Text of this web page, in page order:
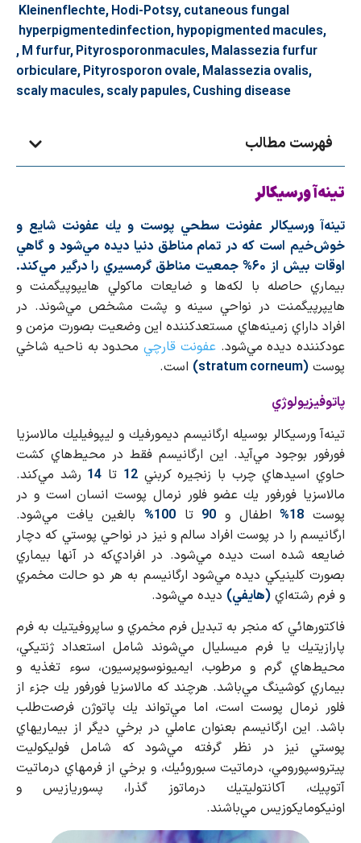
Kleinenflechte, Hodi-Potsy, cutaneous fungal
infection, hypopigmented macules,
hyperpigmented
macules,Malassezia furfur
, M furfur,Pityrosporon
orbiculare,Pityrosporon ovale,Malassezia ovalis,
scaly macules,scaly papules,Cushing disease
فهرست مطالب
تينهآ ورسيكالر
تينه‌آ ورسيكالر عفونت سطحي پوست و يك عفونت شايع و
خوش‌خيم است كه در تمام مناطق دنيا ديده مي‌شود و گاهي
اوقات بيش از ۶۰% جمعيت مناطق گرمسيري را درگير مي‌كند.
بيماري حاصله با لكه‌ها و ضايعات ماكولي هايپوپيگمنت و
هايپرپيگمنت در نواحي سينه و پشت مشخص مي‌شوند. در
افراد داراي زمينه‌هاي مستعدكننده اين وضعيت بصورت مزمن و
عودكننده ديده مي‌شود.عفونت قارچي محدود به ناحيه شاخي
پوست (
stratum corneum
) است.
پاتوفيزيولوژي
تينه‌آ ورسيكالر بوسيله ارگانيسم ديمورفيك و ليپوفيليك مالاسزيا
فورفور بوجود مي‌آيد. اين ارگانيسم فقط در محيط‌هاي كشت
حاوي اسيدهاي چرب با زنجيره كربني12 تا 14 رشد مي‌كند.
مالاسزيا فورفور يك عضو فلور نرمال پوست انسان است و در
پوست 18% اطفال و 90 تا 100%
بالغين يافت مي‌شود.
ارگانيسم را در پوست افراد سالم و نيز در نواحي پوستي كه دچار
ضايعه شده است ديده مي‌شود. در افرادي‌كه در آنها بيماري
بصورت كلينيكي ديده مي‌شود ارگانيسم به هر دو حالت مخمري
و فرم رشته‌اي (هايفي) ديده مي‌شود.
فاكتورهائي كه منجر به تبديل فرم مخمري و ساپروفيتيك به فرم
پارازيتيك يا فرم ميسليال مي‌شوند شامل استعداد ژنتيكي،
محيط‌هاي گرم و مرطوب، ايميونوسوپرسيون، سوء تغذيه و
بيماري كوشينگ مي‌باشد. هرچند كه مالاسزيا فورفور يك جزء از
فلور نرمال پوست است، اما مي‌تواند يك پاتوژن فرصت‌طلب
باشد. اين ارگانيسم بعنوان عاملي در برخي ديگر از بيماريهاي
پوستي نيز در نظر گرفته مي‌شود كه شامل فوليكوليت
پيتروسپورومي، درماتيت سبوروئيك، و برخي از فرمهاي درماتيت
آتوپيك، آكانتوليتيك درماتوز گذرا، پسوريازيس و
اونيكومايكوزيس مي‌باشند.